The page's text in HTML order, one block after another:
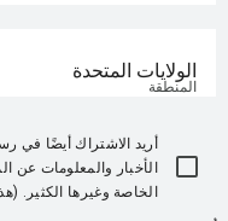
المنطقة
الولايات المتحدة
الأخبار والمعلومات عن
الخاصة وغيرها الكثير.